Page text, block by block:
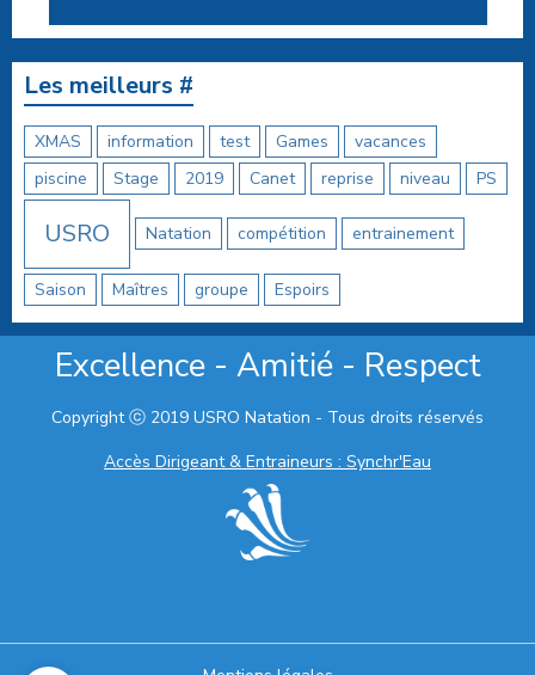
Les meilleurs #
XMAS information test Games
vacances
piscine
Stage 2019 Canet reprise niveau PS
USRO Natation compétition entrainement
Saison Maîtres groupe Espoirs
Excellence - Amitié - Respect
Copyright ⓒ 2019 USRO Natation - Tous droits réservés
Accès Dirigeant & Entraineurs : Synchr'Eau